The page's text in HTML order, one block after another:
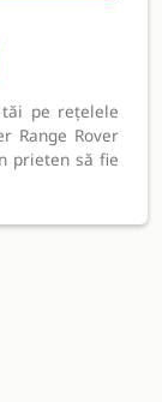
pe rețelele
Range Rover
prieten să fie